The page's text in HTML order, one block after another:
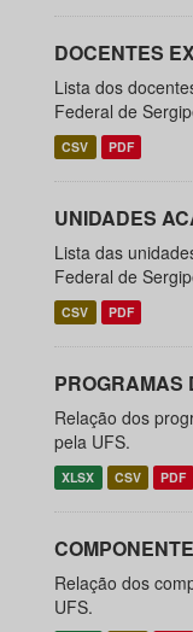
DOCENTES
Lista dos
Federal de
CSV PDF
UNIDADES
Lista das
Federal de
CSV PDF
PROGRAMAS
Relação dos
pela UFS.
XLSX CSV PDF
Relação dos
UFS.